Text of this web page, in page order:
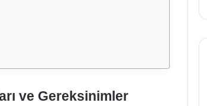
ve Gereksinimler